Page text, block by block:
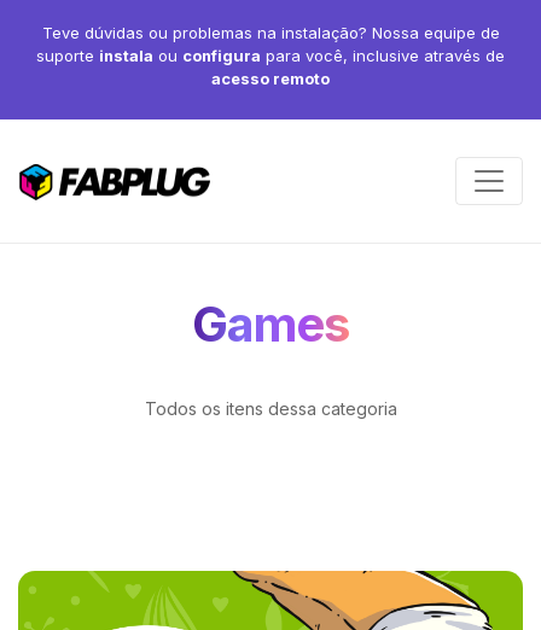
Teve dúvidas ou problemas na instalação? Nossa equipe de
suporte instala ou configura para você, inclusive através de
acesso remoto
Games
Todos os itens dessa categoria